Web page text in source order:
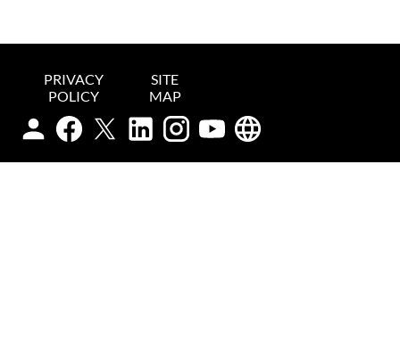
PRIVACY
POLICY
SITE
MAP